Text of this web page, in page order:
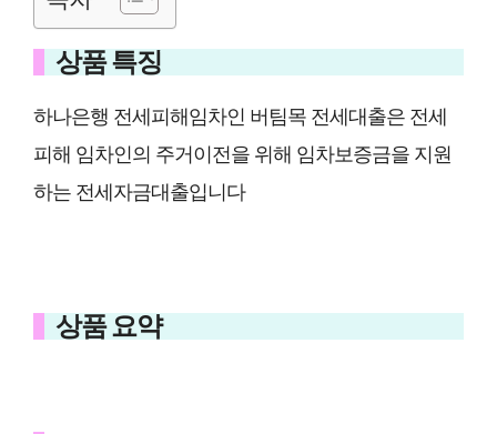
상품 특징
하나은행 전세피해임차인 버팀목 전세대출은 전세
피해 임차인의 주거이전을 위해 임차보증금을 지원
하는 전세자금대출입니다
상품 요약